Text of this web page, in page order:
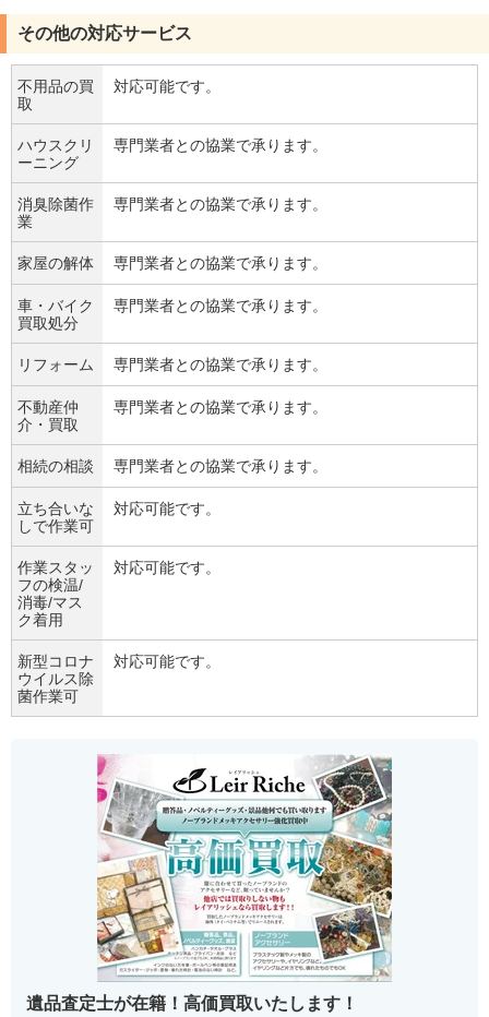
その他の対応サービス
不用品の買
取
対応可能です。
ハウスクリ
ーニング
専門業者との協業で承ります。
消臭除菌作
業
専門業者との協業で承ります。
家屋の解体 専門業者との協業で承ります。
車・バイク
買取処分
専門業者との協業で承ります。
リフォーム 専門業者との協業で承ります。
不動産仲
介・買取
専門業者との協業で承ります。
相続の相談 専門業者との協業で承ります。
立ち合いな
しで作業可
対応可能です。
作業スタッ
フの検温/
消毒/マス
ク着用
対応可能です。
新型コロナ
ウイルス除
菌作業可
対応可能です。
遺品査定士が在籍！高価買取いたします！